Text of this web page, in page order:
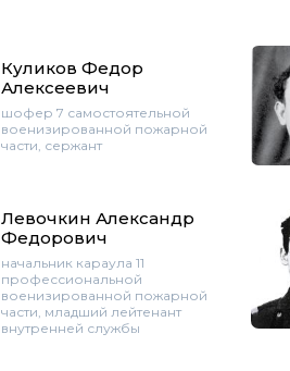
Куликов Федор
Алексеевич
шофер 7 самостоятельной
военизированной пожарной
части, сержант
Левочкин Александр
Федорович
начальник караула 11
профессиональной
военизированной пожарной
части, младший лейтенант
внутренней службы